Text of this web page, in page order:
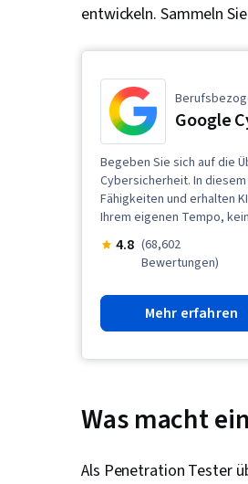
entwickeln. Sammeln
Google
Begeben Sie sich auf die
Cybersicherheit. In
Fähigkeiten und erhalten
Ihrem eigenen Tempo,
4.8 (68,602
Bewertungen)
Mehr erfahren
Was macht
Als Penetration Tester